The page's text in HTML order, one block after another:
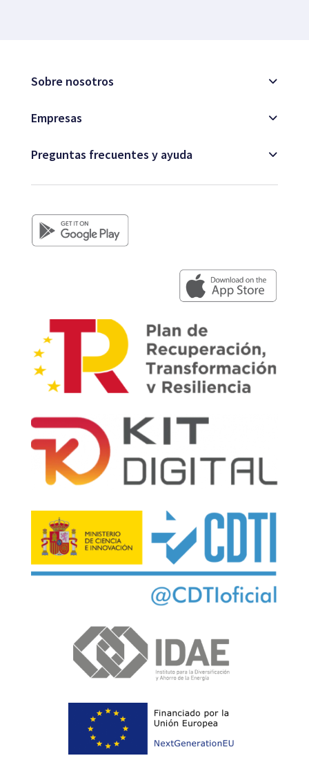
Sobre nosotros
Empresas
Preguntas frecuentes y ayuda